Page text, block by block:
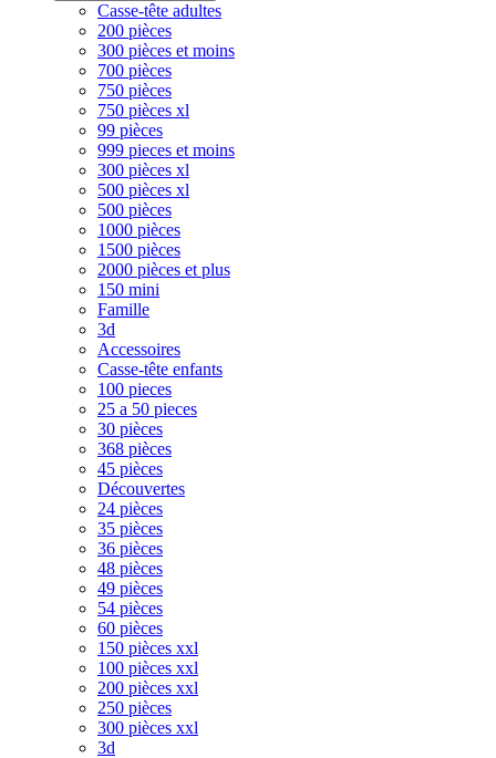
Casse-tête adultes
200 pièces
300 pièces et moins
700 pièces
750 pièces
750 pièces xl
99 pièces
999 pieces et moins
300 pièces xl
500 pièces xl
500 pièces
1000 pièces
1500 pièces
2000 pièces et plus
150 mini
Famille
3d
Accessoires
Casse-tête enfants
100 pieces
25 a 50 pieces
30 pièces
368 pièces
45 pièces
Découvertes
24 pièces
35 pièces
36 pièces
48 pièces
49 pièces
54 pièces
60 pièces
150 pièces xxl
100 pièces xxl
200 pièces xxl
250 pièces
300 pièces xxl
3d